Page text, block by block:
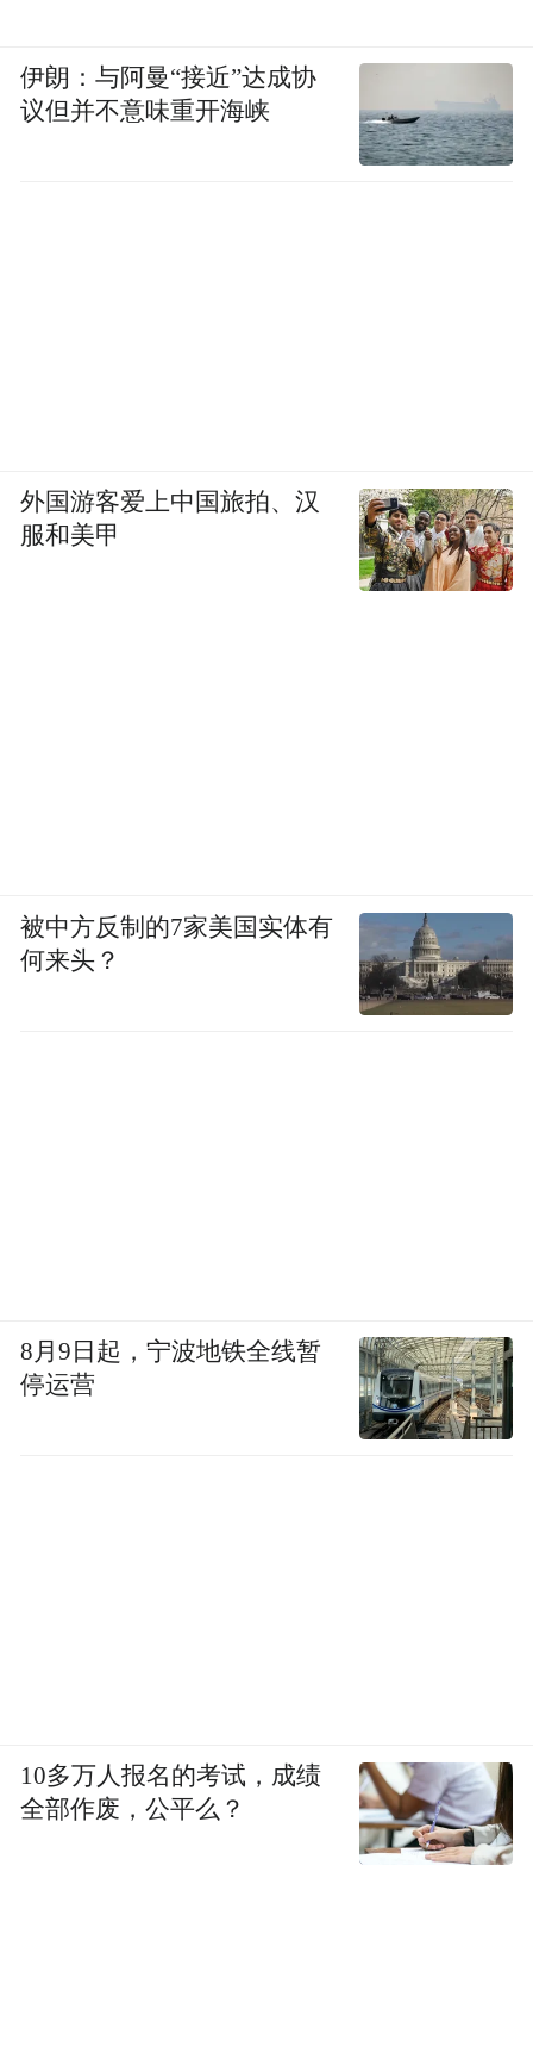
伊朗：与阿曼“接近”达成协
议但并不意味重开海峡
外国游客爱上中国旅拍、汉
服和美甲
被中方反制的7家美国实体有
何来头？
8月9日起，宁波地铁全线暂
停运营
10多万人报名的考试，成绩
全部作废，公平么？